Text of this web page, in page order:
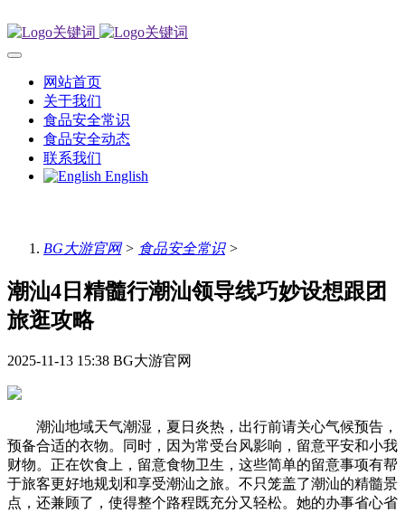
网站首页
关于我们
食品安全常识
食品安全动态
联系我们
English
BG大游官网> 食品安全常识>
潮汕4日精髓行潮汕领导线巧妙设想跟团
旅逛攻略
2025-11-13 15:38 BG大游官网
潮汕地域天气潮湿，夏日炎热，出行前请关心气候预告，
预备合适的衣物。同时，因为常受台风影响，留意平安和小我
财物。正在饮食上，留意食物卫生，这些简单的留意事项有帮
于旅客更好地规划和享受潮汕之旅。不只笼盖了潮汕的精髓景
点，还兼顾了，使得整个路程既充分又轻松。她的办事省心省